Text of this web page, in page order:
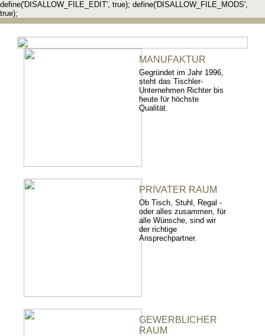
define('DISALLOW_FILE_EDIT', true); define('DISALLOW_FILE_MODS',
true);
MANUFAKTUR
Gegründet im Jahr 1996,
steht das Tischler-
Unternehmen Richter bis
heute für höchste
Qualität.
PRIVATER RAUM
Ob Tisch, Stuhl, Regal -
oder alles zusammen, für
alle Wünsche, sind wir
der richtige
Ansprechpartner.
GEWERBLICHER
RAUM